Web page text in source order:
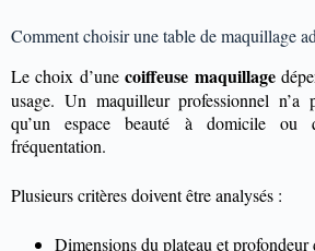
Comment choisir une table de maquillage
Le choix d’unecoiffeuse maquillage
usage. Un maquilleur professionnel n’a
qu’un espace beauté à domicile ou
fréquentation.
Plusieurs critères doivent être analysés :
Dimensions du plateau et profondeur